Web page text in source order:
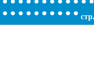
••••••••••